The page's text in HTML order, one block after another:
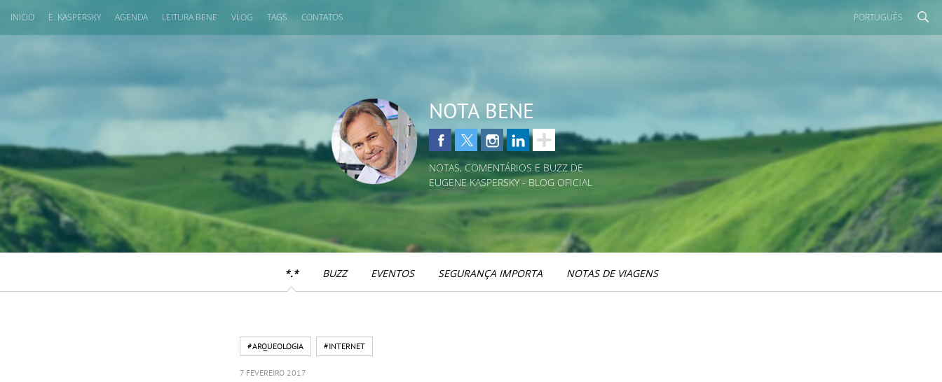
INICIO E. KASPERSKY AGENDA LEITURA BENE VLOG TAGS CONTATOS PORTUGUÊS
NOTA BENE
NOTAS, COMENTÁRIOS E BUZZ DE
EUGENE KASPERSKY - BLOG OFICIAL
*.* BUZZ EVENTOS SEGURANÇA IMPORTA NOTAS DE VIAGENS
#ARQUEOLOGIA #INTERNET
7 FEVEREIRO 2017